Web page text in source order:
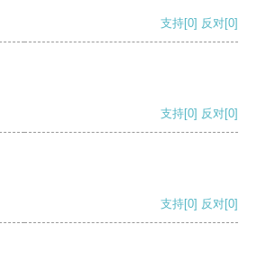
支持[0] 反对[0]
支持[0] 反对[0]
支持[0] 反对[0]